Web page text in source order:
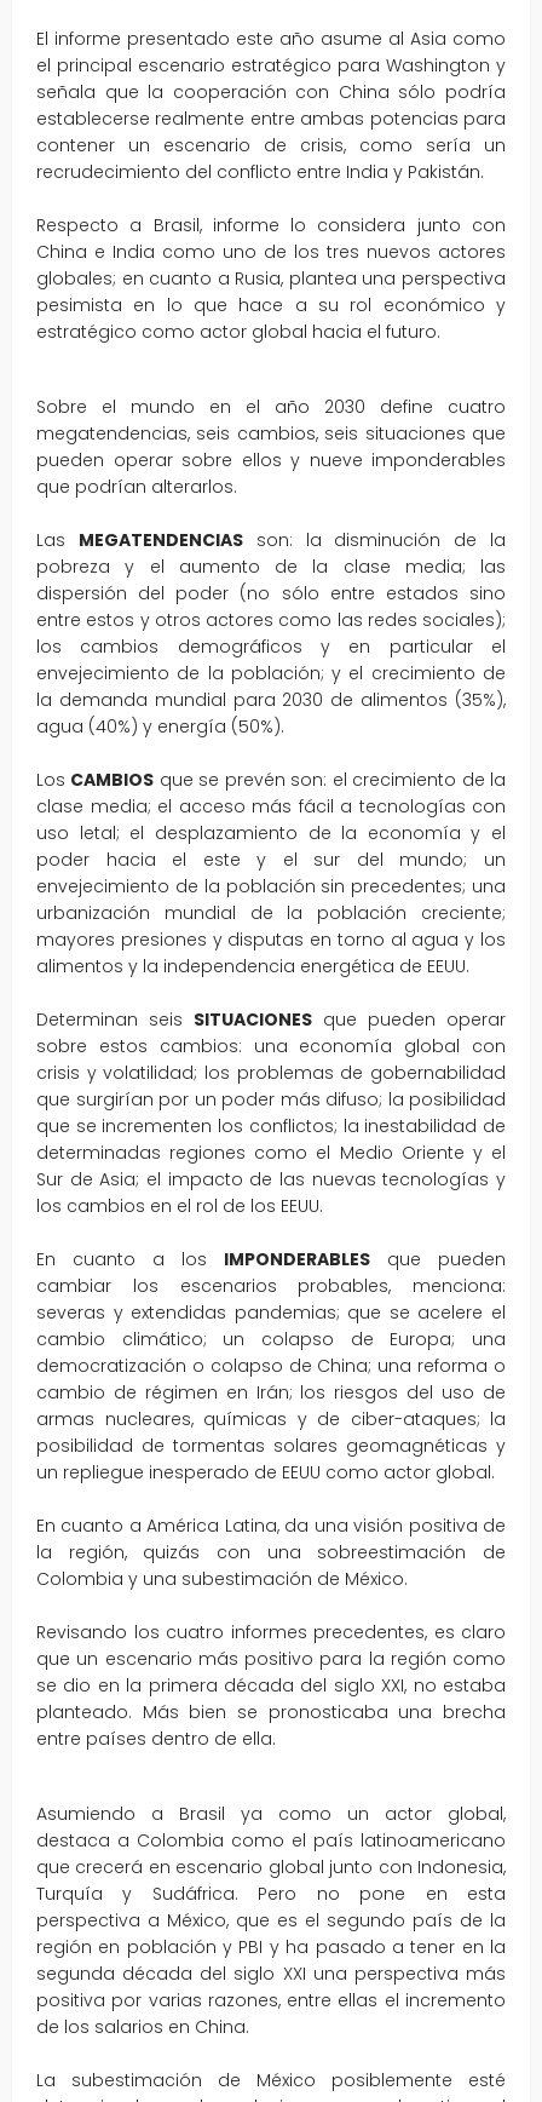
El informe presentado este año asume al Asia como
el principal escenario estratégico para Washington y
señala que la cooperación con China sólo podría
establecerse realmente entre ambas potencias para
contener un escenario de crisis, como sería un
recrudecimiento del conflicto entre India y Pakistán.
Respecto a Brasil, informe lo considera junto con
China e India como uno de los tres nuevos actores
globales; en cuanto a Rusia, plantea una perspectiva
pesimista en lo que hace a su rol económico y
estratégico como actor global hacia el futuro.
Sobre el mundo en el año 2030 define cuatro
megatendencias, seis cambios, seis situaciones que
pueden operar sobre ellos y nueve imponderables
que podrían alterarlos.
Las MEGATENDENCIASson: la disminución de la
pobreza y el aumento de la clase media; las
dispersión del poder (no sólo entre estados sino
entre estos y otros actores como las redes sociales);
los cambios demográficos y en particular el
envejecimiento de la población; y el crecimiento de
la demanda mundial para 2030 de alimentos (35%),
agua (40%) y energía (50%).
Los CAMBIOS que se prevén son: el crecimiento de la
clase media; el acceso más fácil a tecnologías con
uso letal; el desplazamiento de la economía y el
poder hacia el este y el sur del mundo; un
envejecimiento de la población sin precedentes; una
urbanización mundial de la población creciente;
mayores presiones y disputas en torno al agua y los
alimentos y la independencia energética de EEUU.
Determinan seis SITUACIONES que pueden operar
sobre estos cambios: una economía global con
crisis y volatilidad; los problemas de gobernabilidad
que surgirían por un poder más difuso; la posibilidad
que se incrementen los conflictos; la inestabilidad de
determinadas regiones como el Medio Oriente y el
Sur de Asia; el impacto de las nuevas tecnologías y
los cambios en el rol de los EEUU.
En cuanto a los IMPONDERABLES que pueden
cambiar los escenarios probables, menciona:
severas y extendidas pandemias; que se acelere el
cambio climático; un colapso de Europa; una
democratización o colapso de China; una reforma o
cambio de régimen en Irán; los riesgos del uso de
armas nucleares, químicas y de ciber-ataques; la
posibilidad de tormentas solares geomagnéticas y
un repliegue inesperado de EEUU como actor global.
En cuanto a América Latina, da una visión positiva de
la región, quizás con una sobreestimación de
Colombia y una subestimación de México.
Revisando los cuatro informes precedentes, es claro
que un escenario más positivo para la región como
se dio en la primera década del siglo XXI, no estaba
planteado. Más bien se pronosticaba una brecha
entre países dentro de ella.
Asumiendo a Brasil ya como un actor global,
destaca a Colombia como el país latinoamericano
que crecerá en escenario global junto con Indonesia,
Turquía y Sudáfrica. Pero no pone en esta
perspectiva a México, que es el segundo país de la
región en población y PBI y ha pasado a tener en la
segunda década del siglo XXI una perspectiva más
positiva por varias razones, entre ellas el incremento
de los salarios en China.
La subestimación de México posiblemente esté